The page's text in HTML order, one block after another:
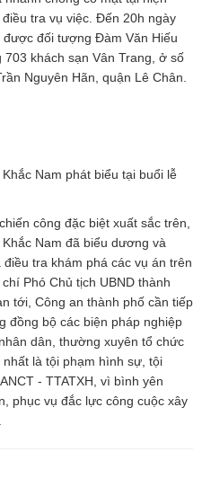
tra vụ việc. Đến 20h ngày
đối tượng Đàm Văn Hiếu
khách sạn Vân Trang, ở số
Nguyên Hãn, quận Lê Chân.
Nam phát biểu tại buổi lễ
công đặc biệt xuất sắc trên,
Nam đã biểu dương và
tra khám phá các vụ án trên
Phó Chủ tịch UBND thành
tới, Công an thành phố cần tiếp
đồng bộ các biện pháp nghiệp
dân, thường xuyên tổ chức
là tội phạm hình sự, tội
- TTATXH, vì bình yên
phục vụ đắc lực công cuộc xây